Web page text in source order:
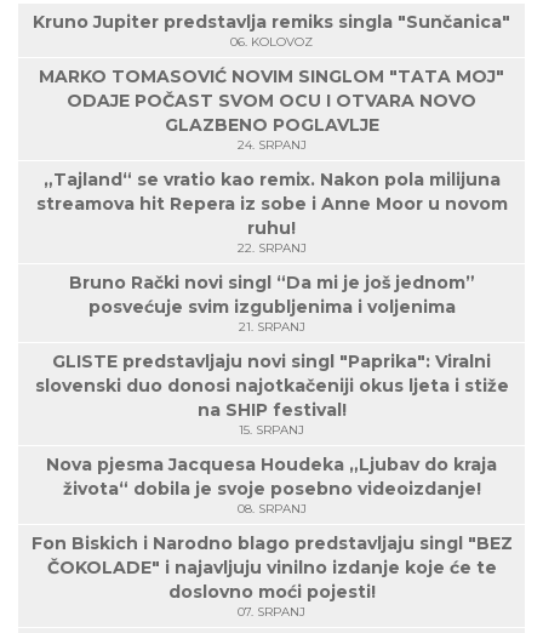
Kruno Jupiter predstavlja remiks singla "Sunčanica"
06. KOLOVOZ
MARKO TOMASOVIĆ NOVIM SINGLOM "TATA MOJ"
ODAJE POČAST SVOM OCU I OTVARA NOVO
GLAZBENO POGLAVLJE
24. SRPANJ
„Tajland“ se vratio kao remix. Nakon pola milijuna
streamova hit Repera iz sobe i Anne Moor u novom
ruhu!
22. SRPANJ
Bruno Rački novi singl “Da mi je još jednom”
posvećuje svim izgubljenima i voljenima
21. SRPANJ
GLISTE predstavljaju novi singl "Paprika": Viralni
slovenski duo donosi najotkačeniji okus ljeta i stiže
na SHIP festival!
15. SRPANJ
Nova pjesma Jacquesa Houdeka „Ljubav do kraja
života“ dobila je svoje posebno videoizdanje!
08. SRPANJ
Fon Biskich i Narodno blago predstavljaju singl "BEZ
ČOKOLADE" i najavljuju vinilno izdanje koje će te
doslovno moći pojesti!
07. SRPANJ